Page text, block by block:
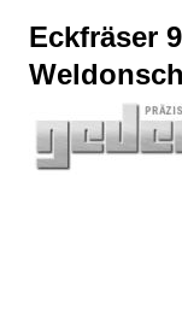
Eckfräser